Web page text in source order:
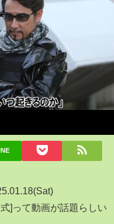
]って動画が話題らしい